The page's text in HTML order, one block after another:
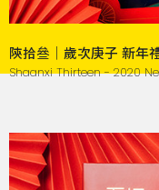
陝拾叄｜歲次庚子 新年
Shaanxi Thirteen - 2020